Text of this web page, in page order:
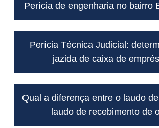
Perícia de engenharia no bairro
Perícia Técnica Judicial:
jazida de caixa de
Qual a diferença entre o laudo
laudo de recebimento de